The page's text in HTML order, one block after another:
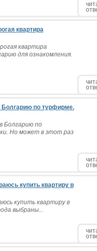
квартира
квартира
для ознакомления.
Болгарию по турфирме.
Болгарию по
Но может в этот раз
купить квартиру в
купить квартиру в
выбраны...